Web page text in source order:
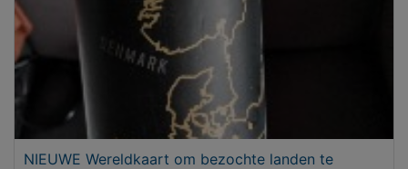
NIEUWE Wereldkaart om bezochte landen te